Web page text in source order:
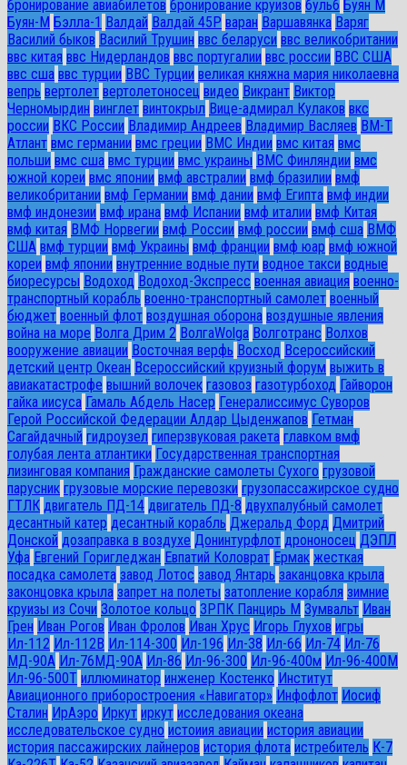
бронирование авиабилетов бронирование круизов бульб Буян М
Буян-М Бэлла-1 Валдай Валдай 45Р варан Варшавянка Варяг
Василий быков Василий Трушин ввс беларуси ввс великобритании
ввс китая ввс Нидерландов ввс португалии ввс россии ВВС США
ввс сша ввс турции ВВС Турции великая княжна мария николаевна
вепрь вертолет вертолетоносец видео Викрант Виктор
Черномырдин винглет винтокрыл Вице-адмирал Кулаков вкс
россии ВКС России Владимир Андреев Владимир Васляев ВМ-Т
Атлант вмс германии вмс греции ВМС Индии вмс китая вмс
польши вмс сша вмс турции вмс украины ВМС Финляндии вмс
южной кореи вмс японии вмф австралии вмф бразилии вмф
великобритании вмф Германии вмф дании вмф Египта вмф индии
вмф индонезии вмф ирана вмф Испании вмф италии вмф Китая
вмф китая ВМФ Норвегии вмф России вмф россии вмф сша ВМФ
США вмф турции вмф Украины вмф франции вмф юар вмф южной
кореи вмф японии внутренние водные пути водное такси водные
биоресурсы Водоход Водоход-Экспресс военная авиация военно-
транспортный корабль военно-транспортный самолет военный
бюджет военный флот воздушная оборона воздушные явления
война на море Волга Дрим 2 ВолгаWolga Волготранс Волхов
вооружение авиации Восточная верфь Восход Всероссийский
детский центр Океан Всероссийский круизный форум выжить в
авиакатастрофе вышний волочек газовоз газотурбоход Гайворон
гайка иисуса Гамаль Абдель Насер Генералиссимус Суворов
Герой Российской Федерации Алдар Цыденжапов Гетман
Сагайдачный гидроузел гиперзвуковая ракета главком вмф
голубая лента атлантики Государственная транспортная
лизинговая компания Гражданские самолеты Сухого грузовой
парусник грузовые морские перевозки грузопассажирское судно
ГТЛК двигатель ПД-14 двигатель ПД-8 двухпалубный самолет
десантный катер десантный корабль Джеральд Форд Дмитрий
Донской дозаправка в воздухе Донинтурфлот дрононосец ДЭПЛ
Уфа Евгений Горигледжан Евпатий Коловрат Ермак жесткая
посадка самолета завод Лотос завод Янтарь заканцовка крыла
законцовка крыла запрет на полеты затопление корабля зимние
круизы из Сочи Золотое кольцо ЗРПК Панцирь М Зумвальт Иван
Грен Иван Рогов Иван Фролов Иван Хрус Игорь Глухов игры
Ил-112 Ил-112В Ил-114-300 Ил-196 Ил-38 Ил-66 Ил-74 Ил-76
МД-90А Ил-76МД-90А Ил-86 Ил-96-300 Ил-96-400м Ил-96-400М
Ил-96-500Т иллюминатор инженер Костенко Институт
Авиационного приборостроения «Навигатор» Инфофлот Иосиф
Сталин ИрАэро Иркут иркут исследования океана
исследовательское судно истоиия авиации история авиации
история пассажирских лайнеров история флота истребитель К-7